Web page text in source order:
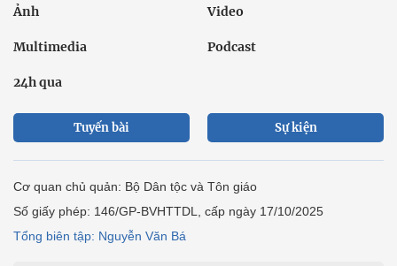
Ảnh Video
Multimedia Podcast
24h qua
Tuyến bài Sự kiện
Cơ quan chủ quản: Bộ Dân tộc và Tôn giáo
Số giấy phép: 146/GP-BVHTTDL, cấp ngày 17/10/2025
Tổng biên tập: Nguyễn Văn Bá